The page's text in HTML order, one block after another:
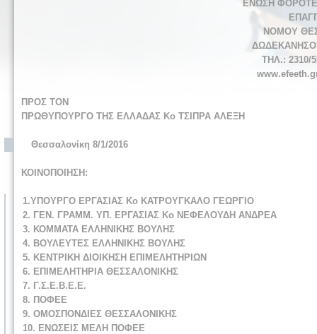
ΕΝΩΣΗ
ΝΟΜΟΥ
ΤΗΛ.: 2310/
ΠΡΟΣ ΤΟΝ
ΠΡΩΘΥΠΟΥΡΓΟ ΤΗΣ ΕΛΛΑΔΑΣ Κο ΤΣΙΠΡΑ ΑΛΕΞΗ
Θεσσαλονίκη 8/1/2016
ΚΟΙΝΟΠΟΙΗΣΗ:
1.ΥΠΟΥΡΓΟ ΕΡΓΑΣΙΑΣ Κο ΚΑΤΡΟΥΓΚΑΛΟ ΓΕΩΡΓΙΟ
2. ΓΕΝ. ΓΡΑΜΜ. ΥΠ. ΕΡΓΑΣΙΑΣ Κο ΝΕΦΕΛΟΥΔΗ ΑΝΔΡΕΑ
3. ΚΟΜΜΑΤΑ ΕΛΛΗΝΙΚΗΣ ΒΟΥΛΗΣ
4. ΒΟΥΛΕΥΤΕΣ ΕΛΛΗΝΙΚΗΣ ΒΟΥΛΗΣ
5. ΚΕΝΤΡΙΚΗ ΔΙΟΙΚΗΣΗ ΕΠΙΜΕΛΗΤΗΡΙΩΝ
6. ΕΠΙΜΕΛΗΤΗΡΙΑ ΘΕΣΣΑΛΟΝΙΚΗΣ
7. Γ.Σ.Ε.Β.Ε.Ε.
8. ΠΟΦΕΕ
9. ΟΜΟΣΠΟΝΔΙΕΣ ΘΕΣΣΑΛΟΝΙΚΗΣ
10. ΕΝΩΣΕΙΣ ΜΕΛΗ ΠΟΦΕΕ